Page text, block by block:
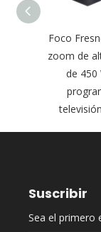
Foco
zoom de
de 450
Suscribir
Sea el primero